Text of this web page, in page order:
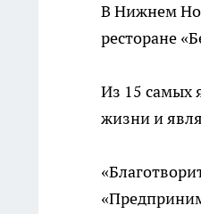
В Нижнем
ресторане
Из 15 самых
жизни и